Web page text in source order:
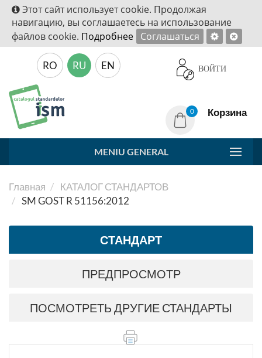
Этот сайт использует cookie. Продолжая
навигацию, вы соглашаетесь на использование
файлов cookie. Подробнее Соглашаться
ВОЙТИ
RO RU EN
0 Корзина
MENIU GENERAL
Главная
КАТАЛОГ СТАНДАРТОВ
SM GOST R 51156:2012
СТАНДАРТ
ПРЕДПРОСМОТР
ПОСМОТРЕТЬ ДРУГИЕ СТАНДАРТЫ